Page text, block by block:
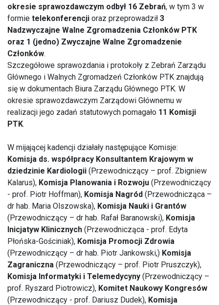
okresie sprawozdawczym odbył 16 Zebrań, w tym 3 w
formie telekonferencji oraz przeprowadził 3
Nadzwyczajne Walne Zgromadzenia Członków PTK
oraz 1 (jedno) Zwyczajne Walne Zgromadzenie
Członków.
Szczegółowe sprawozdania i protokoły z Zebrań Zarządu
Głównego i Walnych Zgromadzeń Członków PTK znajdują
się w dokumentach Biura Zarządu Głównego PTK. W
okresie sprawozdawczym Zarządowi Głównemu w
realizacji jego zadań statutowych pomagało 11 Komisji
PTK.
W mijającej kadencji działały następujące Komisje:
Komisja ds. współpracy Konsultantem Krajowym w
dziedzinie Kardiologii (Przewodniczący – prof. Zbigniew
Kalarus), Komisja Planowania i Rozwoju (Przewodniczący
- prof. Piotr Hoffman), Komisja Nagród (Przewodnicząca –
dr hab. Maria Olszowska), Komisja Nauki i Grantów
(Przewodniczący – dr hab. Rafał Baranowski), Komisja
Inicjatyw Klinicznych (Przewodnicząca - prof. Edyta
Płońska-Gościniak), Komisja Promocji Zdrowia
(Przewodniczący – dr hab. Piotr Jankowski,) Komisja
Zagraniczna (Przewodniczący – prof. Piotr Pruszczyk),
Komisja Informatyki i Telemedycyny (Przewodniczący –
prof. Ryszard Piotrowicz), Komitet Naukowy Kongresów
(Przewodniczący - prof. Dariusz Dudek), Komisja